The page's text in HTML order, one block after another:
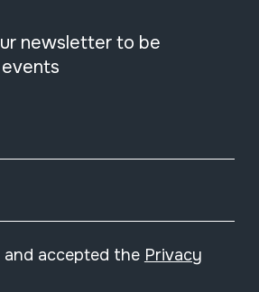
newsletter to be
and accepted the Privacy